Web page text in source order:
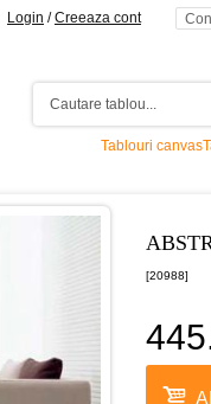
Login /Creeaza cont
Tablouri canvas
[20988]